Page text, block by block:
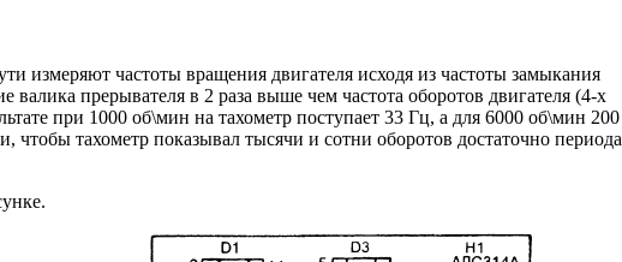
измеряют частоты вращения двигателя исходя из частоты замыкания
валика прерывателя в 2 раза выше чем частота оборотов двигателя (4-х
при 1000 об\мин на тахометр поступает 33 Гц, а для 6000 об\мин 200
чтобы тахометр показывал тысячи и сотни оборотов достаточно периода